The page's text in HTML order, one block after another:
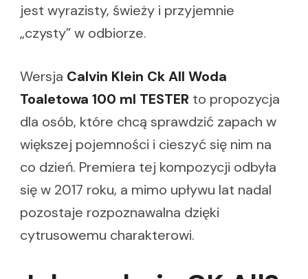
jest wyrazisty, świeży i przyjemnie
„czysty” w odbiorze.
Wersja Calvin Klein Ck All Woda
Toaletowa 100 ml TESTER to propozycja
dla osób, które chcą sprawdzić zapach w
większej pojemności i cieszyć się nim na
co dzień. Premiera tej kompozycji odbyła
się w 2017 roku, a mimo upływu lat nadal
pozostaje rozpoznawalna dzięki
cytrusowemu charakterowi.